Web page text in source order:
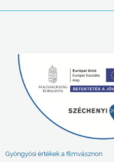
Gyöngyösi értékek a filmvásznon